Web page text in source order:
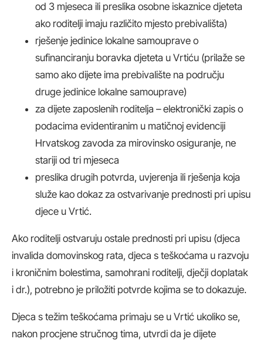
od 3 mjeseca ili preslika osobne iskaznice djeteta
ako roditelji imaju različito mjesto prebivališta)
rješenje jedinice lokalne samouprave o
sufinanciranju boravka djeteta u Vrtiću (prilaže se
samo ako dijete ima prebivalište na području
druge jedinice lokalne samouprave)
za dijete zaposlenih roditelja – elektronički zapis o
podacima evidentiranim u matičnoj evidenciji
Hrvatskog zavoda za mirovinsko osiguranje, ne
stariji od tri mjeseca
preslika drugih potvrda, uvjerenja ili rješenja koja
služe kao dokaz za ostvarivanje prednosti pri upisu
djece u Vrtić.
Ako roditelji ostvaruju ostale prednosti pri upisu (djeca
invalida domovinskog rata, djeca s teškoćama u razvoju
i kroničnim bolestima, samohrani roditelji, dječji doplatak
i dr.), potrebno je priložiti potvrde kojima se to dokazuje.
Djeca s težim teškoćama primaju se u Vrtić ukoliko se,
nakon procjene stručnog tima, utvrdi da je dijete